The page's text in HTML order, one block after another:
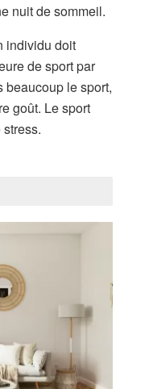
nuit de sommeil.
individu doit
de sport par
beaucoup le sport,
goût. Le sport